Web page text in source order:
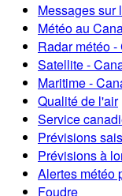
Messages sur
Météo au
Radar météo
Satellite -
Maritime -
Qualité de l'air
Service
Prévisions
Prévisions à
Alertes météo
Foudre